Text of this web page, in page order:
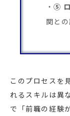
⑤
関と
このプロセスを
れるスキルは異
で「前職の経験